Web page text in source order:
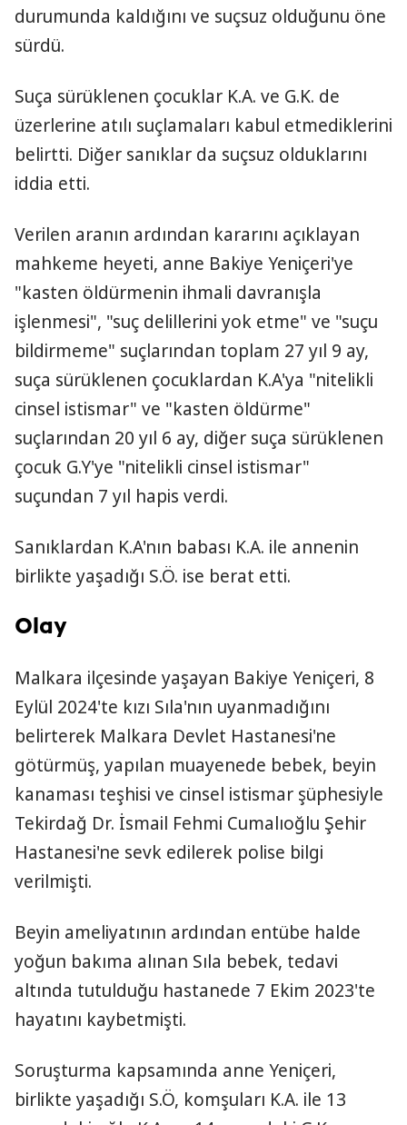
durumunda kaldığını ve suçsuz olduğunu öne
sürdü.
Suça sürüklenen çocuklar K.A. ve G.K. de
üzerlerine atılı suçlamaları kabul etmediklerini
belirtti. Diğer sanıklar da suçsuz olduklarını
iddia etti.
Verilen aranın ardından kararını açıklayan
mahkeme heyeti, anne Bakiye Yeniçeri'ye
"kasten öldürmenin ihmali davranışla
işlenmesi", "suç delillerini yok etme" ve "suçu
bildirmeme" suçlarından toplam 27 yıl 9 ay,
suça sürüklenen çocuklardan K.A'ya "nitelikli
cinsel istismar" ve "kasten öldürme"
suçlarından 20 yıl 6 ay, diğer suça sürüklenen
çocuk G.Y'ye "nitelikli cinsel istismar"
suçundan 7 yıl hapis verdi.
Sanıklardan K.A'nın babası K.A. ile annenin
birlikte yaşadığı S.Ö. ise berat etti.
Olay
Malkara ilçesinde yaşayan Bakiye Yeniçeri, 8
Eylül 2024'te kızı Sıla'nın uyanmadığını
belirterek Malkara Devlet Hastanesi'ne
götürmüş, yapılan muayenede bebek, beyin
kanaması teşhisi ve cinsel istismar şüphesiyle
Tekirdağ Dr. İsmail Fehmi Cumalıoğlu Şehir
Hastanesi'ne sevk edilerek polise bilgi
verilmişti.
Beyin ameliyatının ardından entübe halde
yoğun bakıma alınan Sıla bebek, tedavi
altında tutulduğu hastanede 7 Ekim 2023'te
hayatını kaybetmişti.
Soruşturma kapsamında anne Yeniçeri,
birlikte yaşadığı S.Ö, komşuları K.A. ile 13